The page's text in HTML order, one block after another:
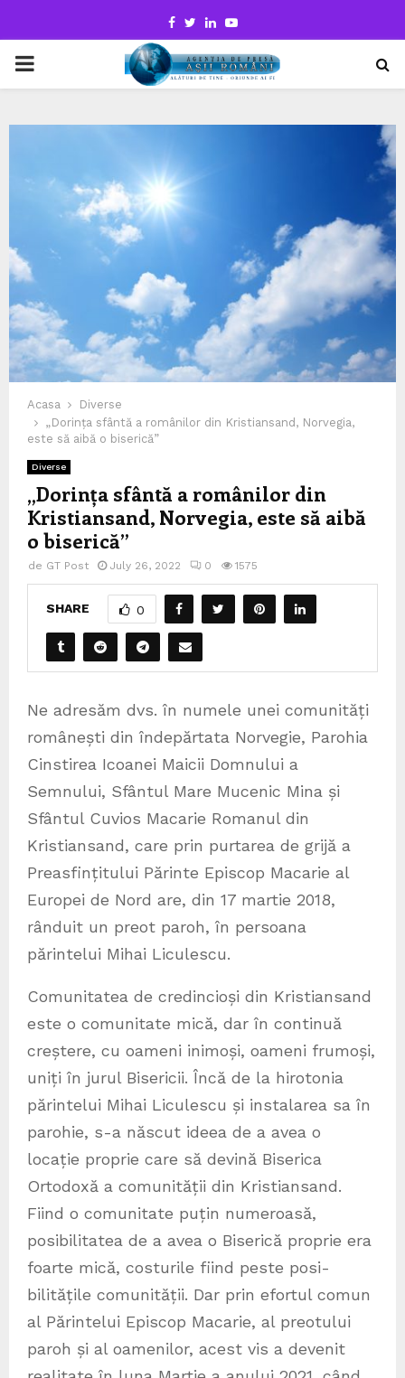
Facebook
TwitterLinkedinYoutube
PRIMARY
Acasa
Diverse
„Dorința sfântă a românilor din Kristiansand, Norvegia,
este să aibă o biserică”
Diverse
„Dorința sfântă a românilor din
Kristiansand, Norvegia, este să aibă
o biserică”
de GT Post July 26, 2022 0 1575
SHARE 0
Ne adresăm dvs. în numele unei comunități
ro­mânești din îndepărtata Norvegie, Parohia
Cinstirea Icoanei Maicii Dom­nului a
Semnului, Sfântul Mare Mucenic Mina și
Sfântul Cuvios Macarie Romanul din
Kristiansand, care prin purtarea de grijă a
Prea­sfin­țitului Părinte Episcop Macarie al
Europei de Nord are, din 17 martie 2018,
rânduit un preot paroh, în persoana
părintelui Mihai Liculescu.
Comunitatea de credincioși din Kristiansand
este o comunitate mică, dar în continuă
creștere, cu oa­meni inimoși, oameni frumoși,
uniți în jurul Bise­ricii. Încă de la hirotonia
părintelui Mihai Liculescu și instalarea sa în
parohie, s-a născut ideea de a avea o
locație proprie care să devină Biserica
Ortodoxă a comunității din Kristiansand.
Fiind o comunitate puțin numeroasă,
posibilitatea de a avea o Biserică pro­prie era
foarte mică, costurile fiind peste posi­
bilitățile comunității. Dar prin efortul comun
al Pă­rintelui Episcop Macarie, al preotului
paroh și al oamenilor, acest vis a devenit